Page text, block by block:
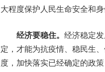
大程度保护人民生命安全和
经济要稳住。 经济稳定
定，才能为抗疫情、稳民生
度，加快落实已经确定的政